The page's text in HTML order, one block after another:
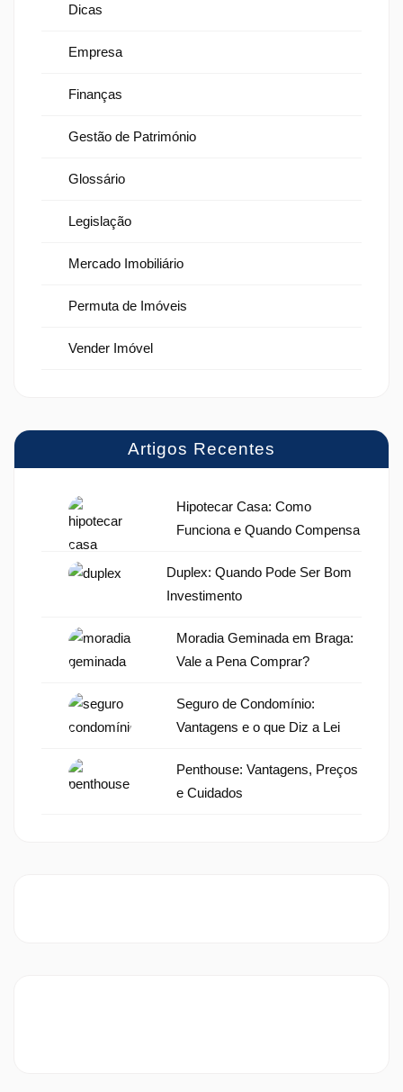
Dicas
Empresa
Finanças
Gestão de Património
Glossário
Legislação
Mercado Imobiliário
Permuta de Imóveis
Vender Imóvel
Artigos Recentes
Hipotecar Casa: Como
Funciona e Quando Compensa
Duplex: Quando Pode Ser Bom
Investimento
Moradia Geminada em Braga:
Vale a Pena Comprar?
Seguro de Condomínio:
Vantagens e o que Diz a Lei
Penthouse: Vantagens, Preços
e Cuidados